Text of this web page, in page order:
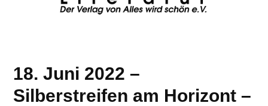
18. Juni 2022 –
Silberstreifen am Horizont –